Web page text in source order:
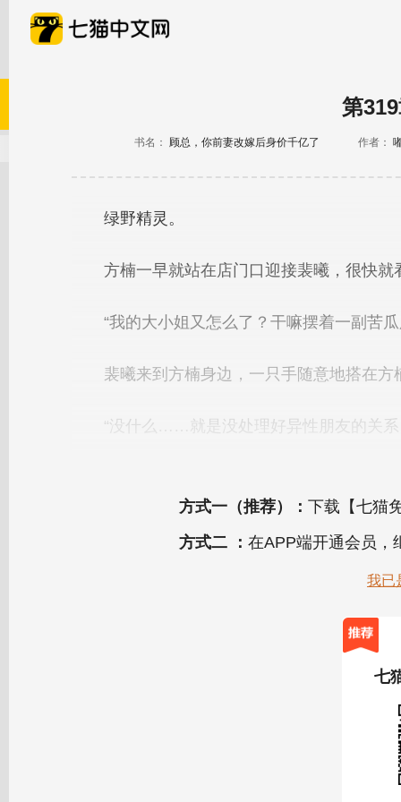
第
书名： 顾总，你前妻改嫁后身价千亿了 作者：
方式一（推荐）： 下载【七猫
方式二 ： 在APP端开通会员，
我已
七